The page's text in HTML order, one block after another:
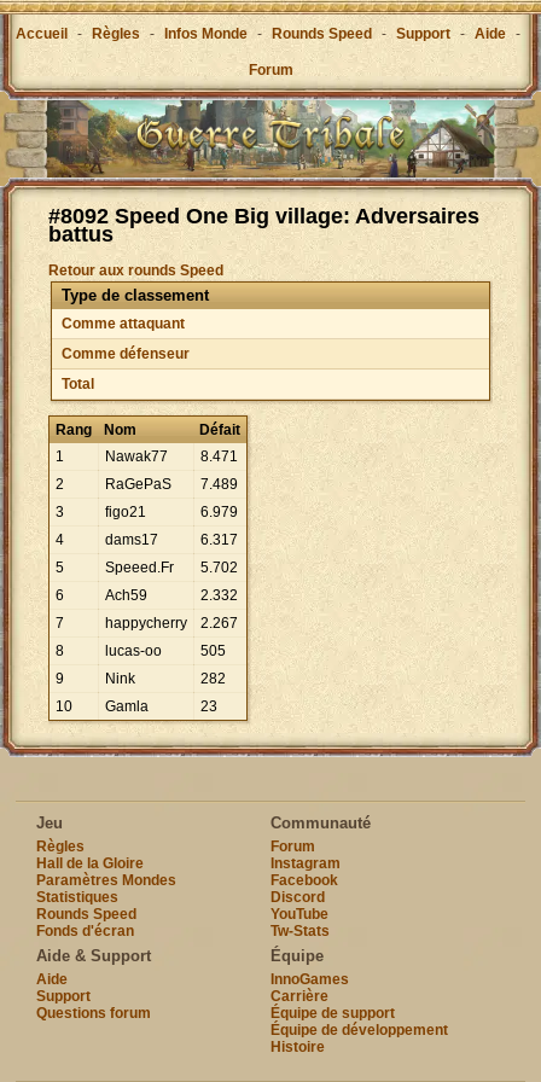
Accueil - Règles - Infos Monde - Rounds Speed - Support - Aide -
Forum
#8092 Speed One Big village: Adversaires
battus
Retour aux rounds Speed
Type de classement
Comme attaquant
Comme défenseur
Total
Rang Nom
Défait
1
Nawak77 8.471
2
RaGePaS 7.489
3
figo21 6.979
4
dams17 6.317
5
Speeed.Fr 5.702
6
Ach59 2.332
7
happycherry 2.267
8
lucas-oo
505
9
Nink
282
10
Gamla 23
Jeu
Règles
Hall de la Gloire
Paramètres Mondes
Statistiques
Rounds Speed
Fonds d'écran
Communauté
Forum
Instagram
Facebook
Discord
YouTube
Tw-Stats
Aide & Support
Aide
Support
Questions forum
Équipe
InnoGames
Carrière
Équipe de support
Équipe de développement
Histoire